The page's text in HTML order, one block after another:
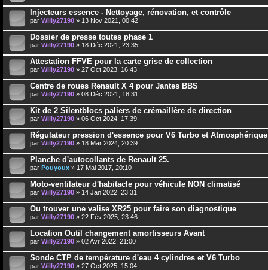
Injecteurs essence - Nettoyage, rénovation, et contrôle
par Willy27190 » 13 Nov 2021, 00:42
Dossier de presse toutes phase 1
par Willy27190 » 18 Déc 2021, 23:35
Attestation FFVE pour la carte grise de collection
par Willy27190 » 27 Oct 2023, 16:43
Centre de roues Renault X 4 pour Jantes BBS
par Willy27190 » 08 Déc 2021, 18:31
Kit de 2 Silentblocs paliers de crémaillère de direction
par Willy27190 » 06 Oct 2024, 17:39
Régulateur pression d'essence pour V6 Turbo et Atmosphérique
par Willy27190 » 18 Mar 2024, 20:39
Planche d'autocollants de Renault 25.
par Pouyoux » 17 Mai 2017, 20:10
Moto-ventilateur d'habitacle pour véhicule NON climatisé
par Willy27190 » 14 Jan 2022, 23:31
Ou trouver une valise XR25 pour faire son diagnostique
par Willy27190 » 22 Fév 2025, 23:46
Location Outil changement amortisseurs Avant
par Willy27190 » 02 Avr 2022, 21:00
Sonde CTP de température d'eau 4 cylindres et V6 Turbo
par Willy27190 » 27 Oct 2025, 15:04